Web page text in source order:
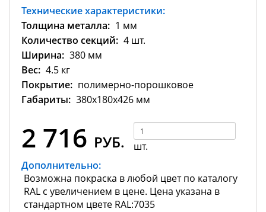
Технические характеристики:
Толщина металла: 1 мм
Количество секций: 4 шт.
Ширина: 380 мм
Вес: 4.5 кг
Покрытие: полимерно-порошковое
Габариты: 380х180х426 мм
2 716 РУБ.
шт.
Дополнительно:
Возможна покраска в любой цвет по каталогу
RAL с увеличением в цене. Цена указана в
стандартном цвете RAL:7035